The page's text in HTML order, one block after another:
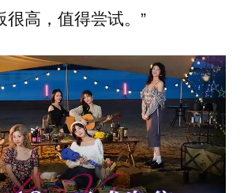
很高，值得尝试。”